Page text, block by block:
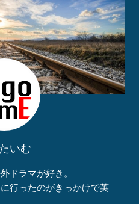
いむ
ドラマが好き。
行ったのがきっかけで英